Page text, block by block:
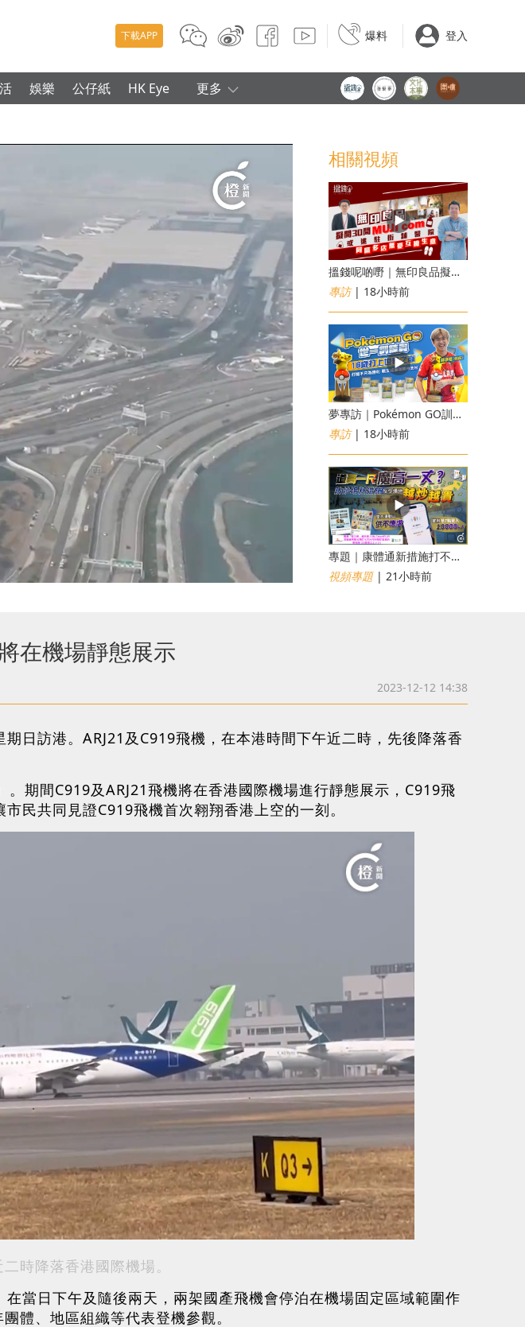
下載APP 爆料 登入
娛樂 公仔紙 HK Eye 更多
相關視頻
搵錢呢啲嘢｜無印良品擬開30間「MUJI com」 或進駐街舖醫院 同區多店無憂互搶生意
專訪| 18小時前
夢專訪｜Pokémon GO訓練員「蝦皮」16歲打上世界第一！戰友成最強後盾
專訪| 18小時前
專題｜康體通新措施打不倒黃牛？室內運動場一場難求越炒越貴
視頻專題| 21小時前
在機場靜態展示
2023-12-12 14:38
日訪港。ARJ21及C919飛機，在本港時間下午近二時，先後降落香
期間C919及ARJ21飛機將在香港國際機場進行靜態展示，C919飛
民共同見證C919飛機首次翱翔香港上空的一刻。
時降落香港國際機場。
當日下午及隨後兩天，兩架國產飛機會停泊在機場固定區域範圍作
體、地區組織等代表登機參觀。